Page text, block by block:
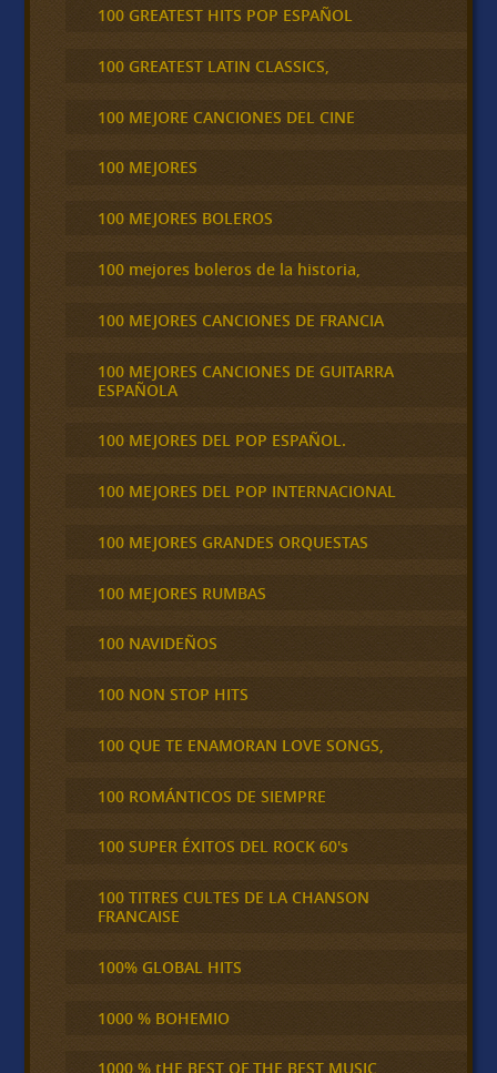
100 GREATEST HITS POP ESPAÑOL
100 GREATEST LATIN CLASSICS,
100 MEJORE CANCIONES DEL CINE
100 MEJORES
100 MEJORES BOLEROS
100 mejores boleros de la historia,
100 MEJORES CANCIONES DE FRANCIA
100 MEJORES CANCIONES DE GUITARRA
ESPAÑOLA
100 MEJORES DEL POP ESPAÑOL.
100 MEJORES DEL POP INTERNACIONAL
100 MEJORES GRANDES ORQUESTAS
100 MEJORES RUMBAS
100 NAVIDEÑOS
100 NON STOP HITS
100 QUE TE ENAMORAN LOVE SONGS,
100 ROMÁNTICOS DE SIEMPRE
100 SUPER ÉXITOS DEL ROCK 60's
100 TITRES CULTES DE LA CHANSON
FRANCAISE
100% GLOBAL HITS
1000 % BOHEMIO
1000 % tHE BEST OF THE BEST MUSIC